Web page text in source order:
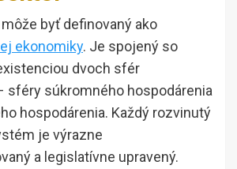
byť definovaný ako
ekonomiky. Je spojený so
dvoch sfér
sféry súkromného hospodárenia
hospodárenia. Každý rozvinutý
je výrazne
a legislatívne upravený.